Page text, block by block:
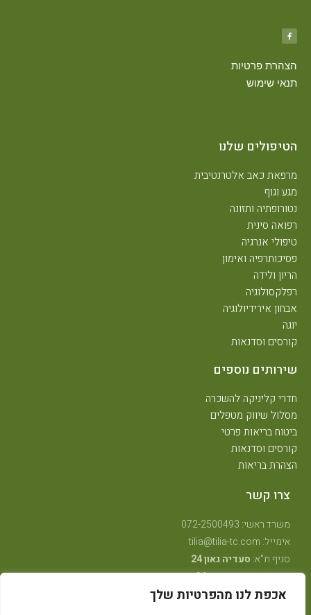
אכפת לנו מהפרטיות שלך
הצהרת פרטיות
תנאי שימוש
הטיפולים שלנו
מרפאת כאב אלטרנטיבית
מגע וגוף
נטורופתיה ותזונה
רפואה סינית
טיפולי אנרגיה
פסיכותרפיה ואימון
הריון ולידה
רפלקסולוגיה
אבחון אירידיולוגיה
יוגה
קורסים וסדנאות
שירותים נוספים
חדרי קליניקה להשכרה
מסלול שיווק מטפלים
ביטוח בריאות פרטי
קורסים וסדנאות
הצהרת בריאות
צרו קשר
משרד ראשי: 072-2500493
אימייל: tilia@tilia-tc.com
סניף ת"א: סעדיה גאון 24
סניף רמת גן:בן גוריון 24, קליניקה טיפולית.
סניף חיפה:טשרניחובסקי 35
(בנין אסטרא) קומה 3.